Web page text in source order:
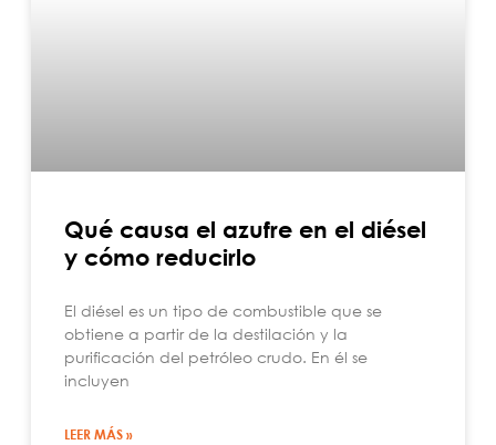
Qué causa el azufre en el diésel
y cómo reducirlo
El diésel es un tipo de combustible que se
obtiene a partir de la destilación y la
purificación del petróleo crudo. En él se
incluyen
LEER MÁS »